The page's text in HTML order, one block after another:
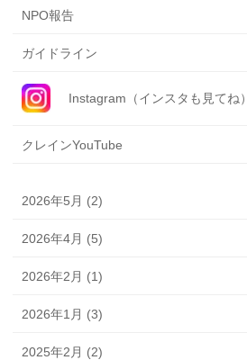
NPO報告
ガイドライン
Instagram（インスタも見てね）
クレインYouTube
2026年5月 (2)
2026年4月 (5)
2026年2月 (1)
2026年1月 (3)
2025年2月 (2)